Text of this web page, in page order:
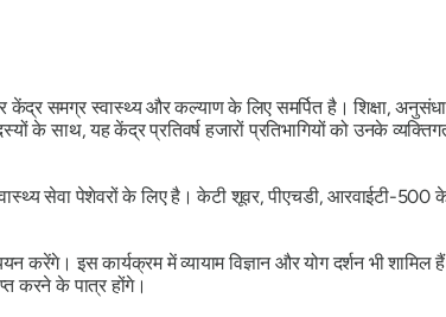
केंद्र समग्र स्वास्थ्य और कल्याण के लिए समर्पित है। शिक्षा,
के साथ, यह केंद्र प्रतिवर्ष हजारों प्रतिभागियों को उनके
सेवा पेशेवरों के लिए है। केटी शूवर, पीएचडी, आरवाईटी-500
करेंगे। इस कार्यक्रम में व्यायाम विज्ञान और योग दर्शन भी शामिल
करने के पात्र होंगे।